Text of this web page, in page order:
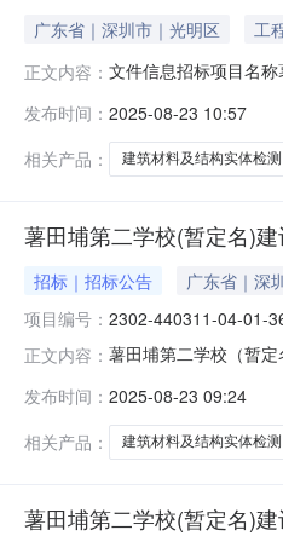
广东省｜深圳市｜光明区 工
正文内容： 文件信息招标项目名
发布时间： 2025-08-23 10:57
相关产品：
建筑材料及结构实体检测
薯田埔第二学校(暂定名)
招标｜招标公告 广东省｜深
项目编号： 2302-440311-04-01-
正文内容： 薯田埔第二学校（暂
号：2302-440311-04-
发布时间： 2025-08-23 09:24
相关产品：
建筑材料及结构实体检测
薯田埔第二学校(暂定名)